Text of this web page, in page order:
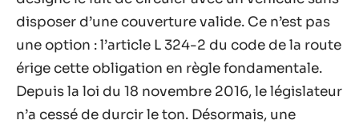
disposer d’une couverture valide. Ce n’est pas
une option : l’article L 324-2 du code de la route
érige cette obligation en règle fondamentale.
Depuis la loi du 18 novembre 2016, le législateur
n’a cessé de durcir le ton. Désormais, une